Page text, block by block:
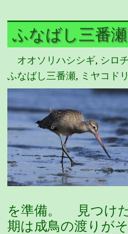
ふなばし三番
オオソリハシシギ, シロ
ふなばし三番瀬, ミヤコドリ
を準備。 見つけ
期は成鳥の渡りが